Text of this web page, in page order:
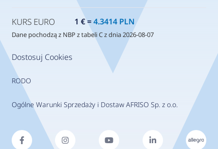
Dostosuj Cookies
RODO
Ogólne Warunki Sprzedaży i Dostaw AFRISO Sp. z o.o.
KURS EURO 1 € =4.3414 PLN
Dane pochodzą z NBP z tabeli C z dnia 2026-08-07